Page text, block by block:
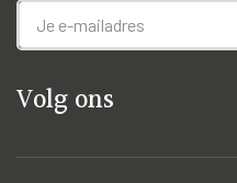
Volg ons